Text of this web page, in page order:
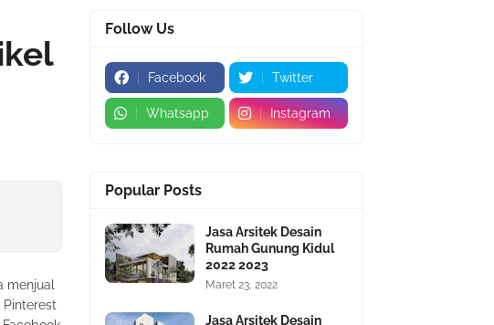
menjual
Follow Us
Facebook Twitter
Whatsapp Instagram
Popular Posts
Jasa Arsitek Desain
Rumah Gunung Kidul
2022 2023
Maret 23, 2022
Jasa Arsitek Desain